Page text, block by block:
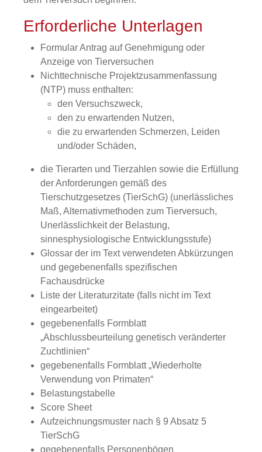
Erforderliche Unterlagen
Formular Antrag auf Genehmigung oder
Anzeige von Tierversuchen
Nichttechnische Projektzusammenfassung
(NTP) muss enthalten:
den Versuchszweck,
den zu erwartenden Nutzen,
die zu erwartenden Schmerzen, Leiden
und/oder Schäden,
die Tierarten und Tierzahlen sowie die Erfüllung
der Anforderungen gemäß des
Tierschutzgesetzes (TierSchG) (unerlässliches
Maß, Alternativmethoden zum Tierversuch,
Unerlässlichkeit der Belastung,
sinnesphysiologische Entwicklungsstufe)
Glossar der im Text verwendeten Abkürzungen
und gegebenenfalls spezifischen
Fachausdrücke
Liste der Literaturzitate (falls nicht im Text
eingearbeitet)
gegebenenfalls Formblatt
„Abschlussbeurteilung genetisch veränderter
Zuchtlinien“
gegebenenfallsFormblatt „Wiederholte
Verwendung von Primaten“
Belastungstabelle
Score Sheet
Aufzeichnungsmuster nach § 9 Absatz 5
TierSchG
gegebenenfallsPersonenbögen